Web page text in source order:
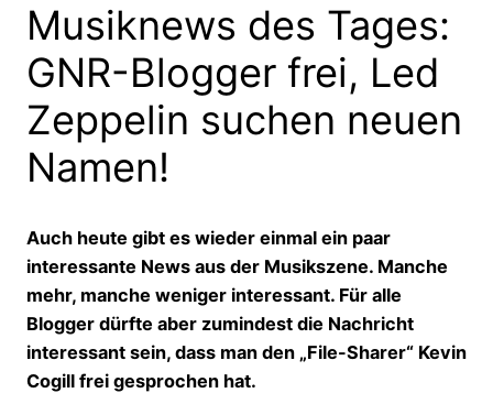
Musiknews des Tages:
GNR-Blogger frei, Led
Zeppelin suchen neuen
Namen!
Auch heute gibt es wieder einmal ein paar
interessante News aus der Musikszene. Manche
mehr, manche weniger interessant. Für alle
Blogger dürfte aber zumindest die Nachricht
interessant sein, dass man den „File-Sharer“ Kevin
Cogill frei gesprochen hat.